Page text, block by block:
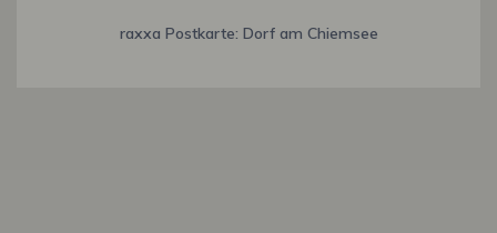
raxxa Postkarte: Dorf am Chiemsee